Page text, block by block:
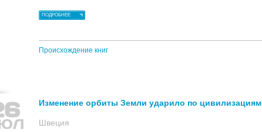
ПОДРОБНЕЕ
Происхождение книг
Изменение орбиты Земли ударило по цивилизациям
Швеция